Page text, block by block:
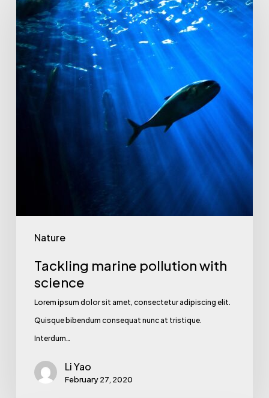
Nature
Tackling marine pollution with
science
Lorem ipsum dolor sit amet, consectetur adipiscing elit.
Quisque bibendum consequat nunc at tristique.
Interdum…
Li Yao
February 27, 2020